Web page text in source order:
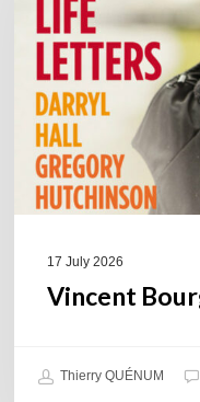
17 July 2026
Vincent
Thierry QUÉNUM